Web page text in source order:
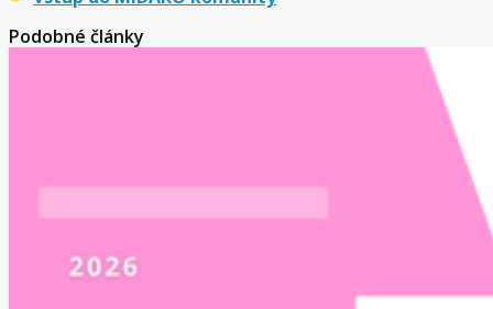
Podobné články